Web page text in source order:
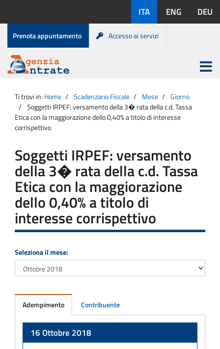
contenuto
disponibili:
ITA ENG DEU
Menu
di
servizio
Prenota appuntamento Accesso ai servizi
Agenzia
Entrate
Apri
menu
principale
Ti trovi in: Home Scadenzario Fiscale Mese
Giorno
Soggetti IRPEF: versamento della 3� rata della c.d. Tassa
Etica con la maggiorazione dello 0,40% a titolo di interesse
corrispettivo
Soggetti IRPEF: versamento
della 3� rata della c.d. Tassa
Etica con la maggiorazione
dello 0,40% a titolo di
interesse corrispettivo
Seleziona il mese:
Adempimento Contribuente
16 Ottobre 2018